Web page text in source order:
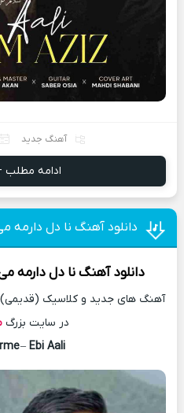
آهنگ جدید
ادامه مطلب
دانلود آهنگ نا دل دارمه
دانلود آهنگ نا دل دارمه
آهنگ های جدید و کلاسیک (قدیمی)
در سایت بزرگ
– Ebi Aali